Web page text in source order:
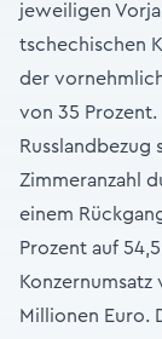
jeweiligen
tschechischen
der
von 35
Zimmeranzahl
einem
Prozent auf
Konzernumsatz
Millionen Euro.